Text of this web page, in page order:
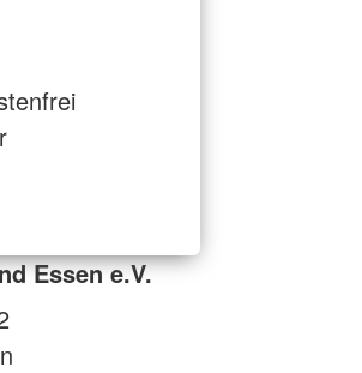
Essen e.V.